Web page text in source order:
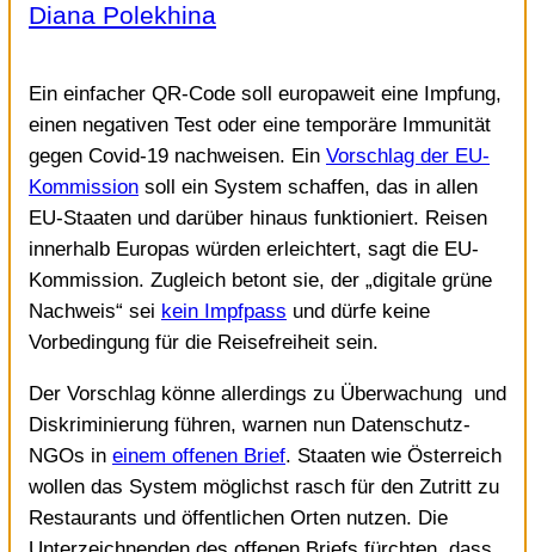
Diana Polekhina
Ein einfacher QR-Code soll europaweit eine Impfung,
einen negativen Test oder eine temporäre Immunität
gegen Covid-19 nachweisen. Ein Vorschlag der EU-
Kommission soll ein System schaffen, das in allen
EU-Staaten und darüber hinaus funktioniert. Reisen
innerhalb Europas würden erleichtert, sagt die EU-
Kommission. Zugleich betont sie, der „digitale grüne
Nachweis“ sei kein Impfpass und dürfe keine
Vorbedingung für die Reisefreiheit sein.
Der Vorschlag könne allerdings zu Überwachung und
Diskriminierung führen, warnen nun Datenschutz-
NGOs in einem offenen Brief. Staaten wie Österreich
wollen das System möglichst rasch für den Zutritt zu
Restaurants und öffentlichen Orten nutzen. Die